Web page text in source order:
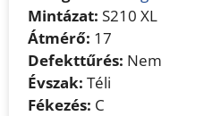
Mintázat: S210 XL
Átmérő: 17
Defekttűrés: Nem
Évszak: Téli
Fékezés: C